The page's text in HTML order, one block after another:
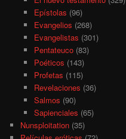
Epístolas (96)
Evangelios (268)
Evangelistas (301)
Pentateuco(83)
Poéticos (143)
Profetas (115)
Revelaciones (36)
Salmos (90)
Sapienciales (65)
Nunsploitation (35)